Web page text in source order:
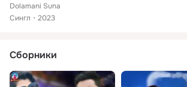
Dolamani Suna
Сингл
2023
Сборники